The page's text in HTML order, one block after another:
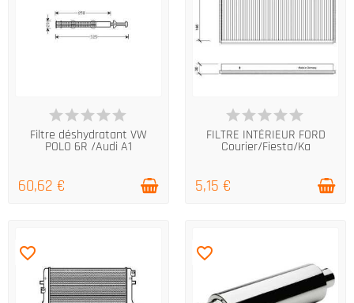
DERNIERS ARTICLES EN STOCK
Filtre déshydratant VW
POLO 6R /Audi A1
60,62 €
DERNIERS ARTICLES EN STOCK
FILTRE INTÉRIEUR FORD
Courier/Fiesta/Ka
5,15 €
favorite_border favorite_border